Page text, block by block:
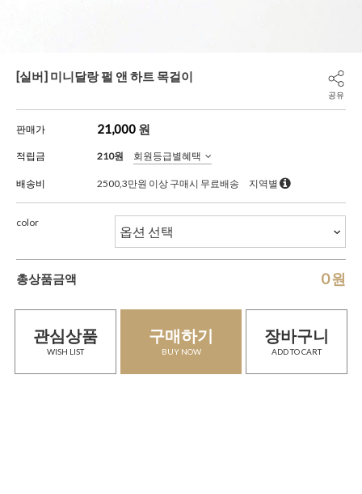
[실버] 미니달랑 펄 앤 하트 목걸이
공유
판매가 21,000 원
적립금 210원 회원등급별혜택
배송비 2500,3만원 이상 구매시 무료배송 지역별
color
총상품금액 0원
관심상품
WISH LIST
구매하기
BUY NOW
장바구니
ADD TO CART